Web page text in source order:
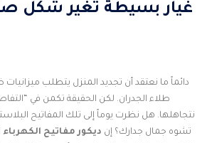
غيار بسيطة تُغير شكل
دائماً ما نعتقد أن تجديد المنزل يتطلب ميزانيات
طلاء الجدران. لكن الحقيقة تكمن في
نتجاهلها. هل نظرت يوماً إلى تلك المفاتيح
تشوه جمال جدارك؟ إن ديكور مفاتيح الكهرباء